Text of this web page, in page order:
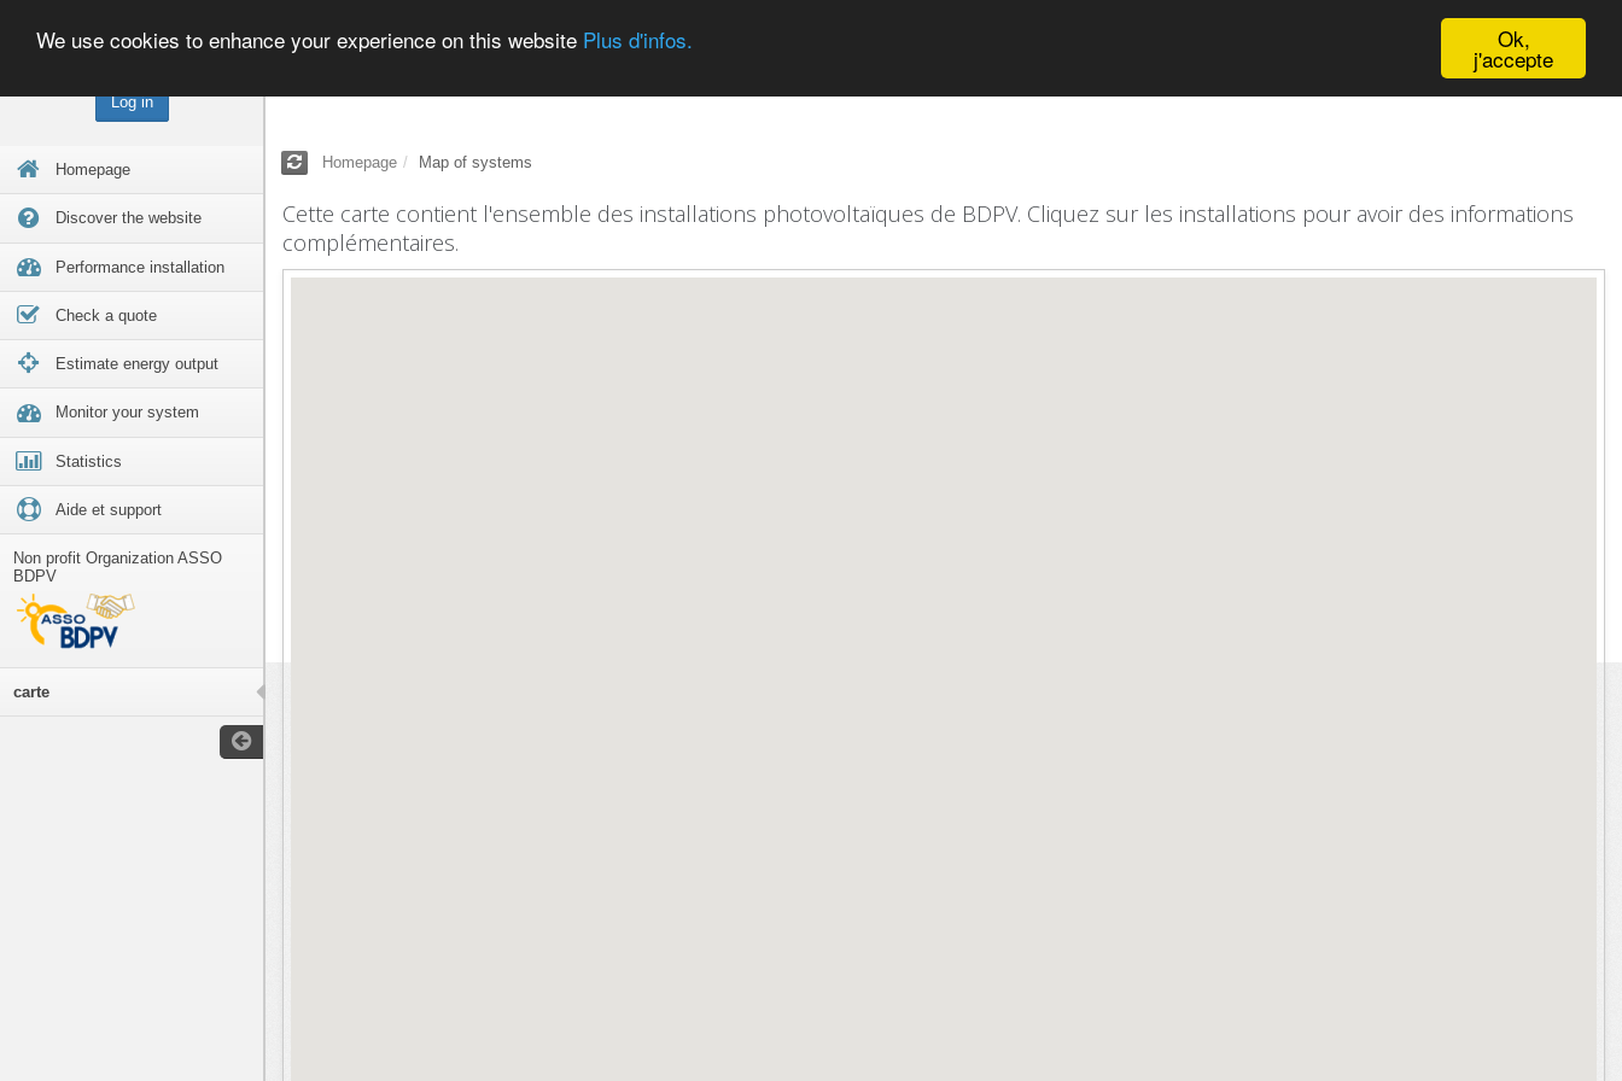
Log in
Homepage
Discover the website
Performance installation
Check a quote
Estimate energy output
Monitor your system
Statistics
Aide et support
Non profit Organization ASSO
BDPV
carte
Ok,
j'accepte
We use cookies to enhance your experience on this website Plus d'infos.
Homepage Map of systems
Cette carte contient l'ensemble des installations photovoltaïques de BDPV. Cliquez sur les installations pour avoir des informations
complémentaires.